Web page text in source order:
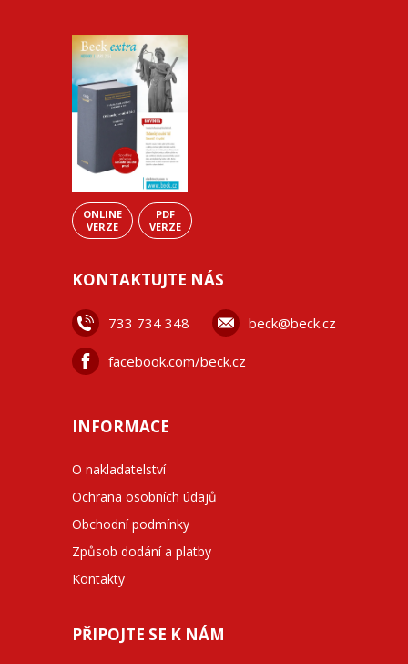
ONLINE
VERZE
PDF
VERZE
KONTAKTUJTE NÁS
733 734 348 beck@beck.cz
facebook.com/beck.cz
INFORMACE
O nakladatelství
Ochrana osobních údajů
Obchodní podmínky
Způsob dodání a platby
Kontakty
PŘIPOJTE SE K NÁM